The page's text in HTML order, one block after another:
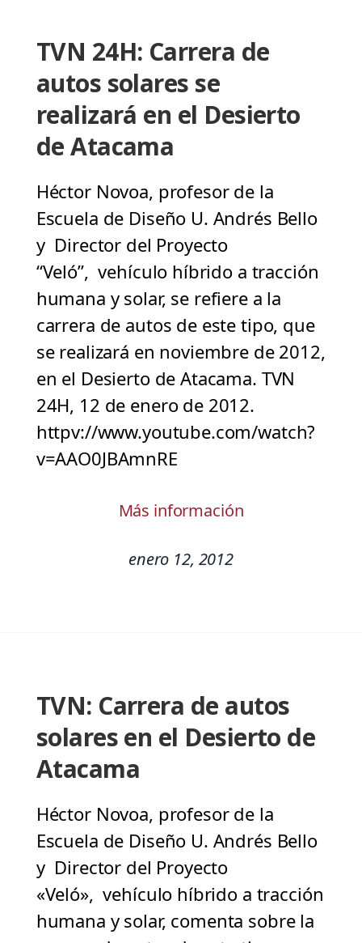
TVN 24H: Carrera de
autos solares se
realizará en el Desierto
de Atacama
Héctor Novoa, profesor de la
Escuela de Diseño U. Andrés Bello
y Director del Proyecto
“Veló”, vehículo híbrido a tracción
humana y solar, se refiere a la
carrera de autos de este tipo, que
se realizará en noviembre de 2012,
en el Desierto de Atacama. TVN
24H, 12 de enero de 2012.
httpv://www.youtube.com/watch?
v=AAO0JBAmnRE
Más información
enero 12, 2012
TVN: Carrera de autos
solares en el Desierto de
Atacama
Héctor Novoa, profesor de la
Escuela de Diseño U. Andrés Bello
y Director del Proyecto
«Veló», vehículo híbrido a tracción
humana y solar, comenta sobre la